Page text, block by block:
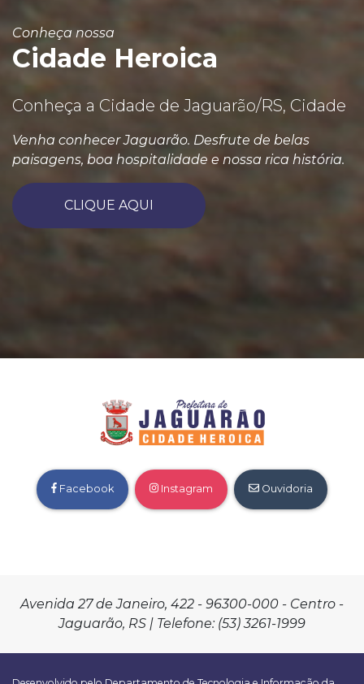
Conheça nossa
Cidade Heroica
Conheça a Cidade de Jaguarão/RS, Cidade
Venha conhecer Jaguarão. Desfrute de belas
paisagens, boa hospitalidade e nossa rica história.
CLIQUE AQUI
Facebook Instagram Ouvidoria
Avenida 27 de Janeiro, 422 - 96300-000 - Centro -
Jaguarão, RS | Telefone: (53) 3261-1999